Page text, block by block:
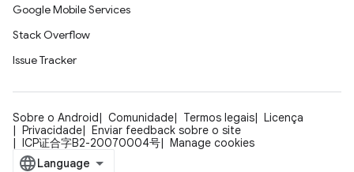
Google Mobile Services
Stack Overflow
Issue Tracker
Sobre o Android Comunidade Termos legais
Licença
Privacidade
Enviar feedback sobre o site
ICP证合字B2-20070004号
Manage cookies